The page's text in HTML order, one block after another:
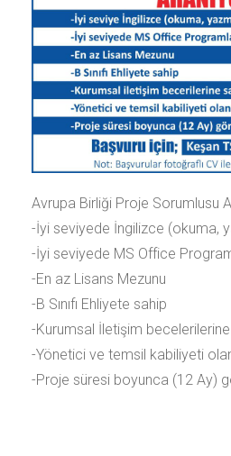
Avrupa Birliği Proje Sorumlusu
-İyi seviyede İngilizce (okuma,
-İyi seviyede MS Office
-En az Lisans Mezunu
-B Sınıfı Ehliyete sahip
-Kurumsal İletişim
-Yönetici ve temsil kabiliyeti
-Proje süresi boyunca (12 Ay)